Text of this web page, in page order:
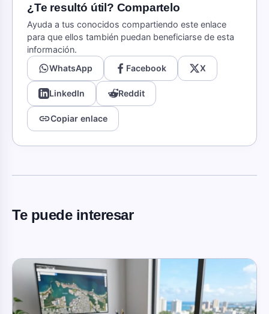
¿Te resultó útil? Compartelo
Ayuda a tus conocidos compartiendo este enlace
para que ellos también puedan beneficiarse de esta
información.
WhatsApp
Facebook X
LinkedIn Reddit
linkCopiar enlace
Te puede interesar